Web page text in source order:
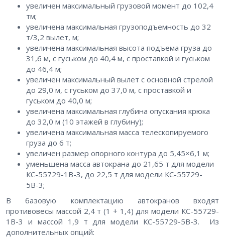
увеличен максимальный грузовой момент до 102,4
тм;
увеличена максимальная грузоподъемность до 32
т/3,2 вылет, м;
увеличена максимальная высота подъема груза до
31,6 м, с гуськом до 40,4 м, с проставкой и гуськом
до 46,4 м;
увеличен максимальный вылет с основной стрелой
до 29,0 м, с гуськом до 37,0 м, с проставкой и
гуськом до 40,0 м;
увеличена максимальная глубина опускания крюка
до 32,0 м (10 этажей в глубину);
увеличена максимальная масса телескопируемого
груза до 6 т;
увеличен размер опорного контура до 5,45×6,1 м;
уменьшена масса автокрана до 21,65 т для модели
КС-55729-1В-3, до 22,5 т для модели КС-55729-
5В-3;
В базовую комплектацию автокранов входят
противовесы массой 2,4 т (1 + 1,4) для модели КС-55729-
1В-3 и массой 1,9 т для модели КС-55729-5В-3. Из
дополнительных опций: